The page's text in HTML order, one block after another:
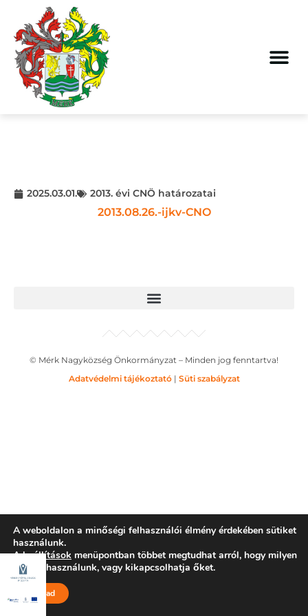
2025.03.01. 2013. évi CNÖ határozatai
2013.08.26.-ijkv-CNO
© Mérk Nagyközség Önkormányzat – Minden jog fenntartva!
Adatvédelmi tájékoztató| Süti szabályzat
A weboldalon a minőségi felhasználói élmény érdekében sütiket
használunk.
Abeállítások menüpontban többet megtudhat arról, hogy milyen
sütiket használunk, vagy kikapcsolhatja őket.
Elfogad